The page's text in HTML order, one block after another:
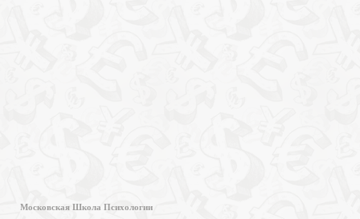
Московская Школа Психологии